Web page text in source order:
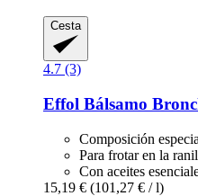
Cesta
4.7 (3)
Effol Bálsamo
Composición
Para frotar en la
Con aceites
15,19 € (101,27 € / l)